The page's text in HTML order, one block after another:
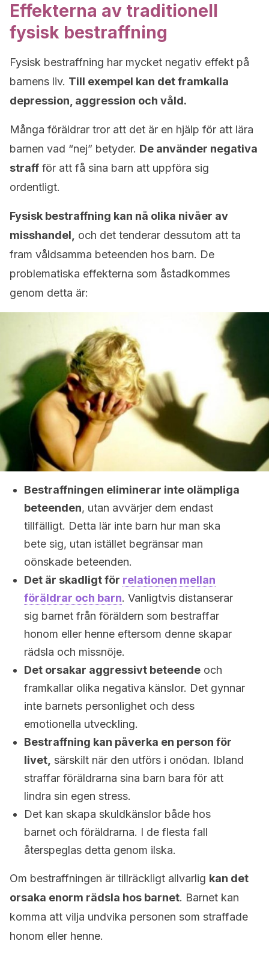
Effekterna av traditionell
fysisk bestraffning
Fysisk bestraffning har mycket negativ effekt på
barnens liv. Till exempel kan det framkalla
depression, aggression och våld.
Många föräldrar tror att det är en hjälp för att lära
barnen vad “nej” betyder. De använder negativa
straff för att få sina barn att uppföra sig
ordentligt.
Fysisk bestraffning kan nå olika nivåer av
misshandel,
och det tenderar dessutom att ta
fram våldsamma beteenden hos barn. De
problematiska effekterna som åstadkommes
genom detta är:
Bestraffningen eliminerar inte olämpliga
beteenden, utan avvärjer dem endast
tillfälligt. Detta lär inte barn hur man ska
bete sig, utan istället begränsar man
oönskade beteenden.
Det är skadligt för relationen mellan
föräldrar och barn. Vanligtvis distanserar
sig barnet från föräldern som bestraffar
honom eller henne eftersom denne skapar
rädsla och missnöje.
Det orsakar aggressivt beteende och
framkallar olika negativa känslor. Det gynnar
inte barnets personlighet och dess
emotionella utveckling.
Bestraffning kan påverka en person för
livet, särskilt när den utförs i onödan. Ibland
straffar föräldrarna sina barn bara för att
lindra sin egen stress.
Det kan skapa skuldkänslor både hos
barnet och föräldrarna. I de flesta fall
återspeglas detta genom ilska.
Om bestraffningen är tillräckligt allvarlig kan det
orsaka enorm rädsla hos barnet. Barnet kan
komma att vilja undvika personen som straffade
honom eller henne.